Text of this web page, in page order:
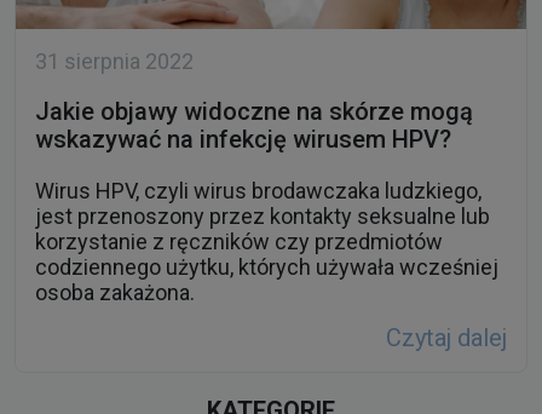
31 sierpnia 2022
Jakie objawy widoczne na skórze mogą
wskazywać na infekcję wirusem HPV?
Wirus HPV, czyli wirus brodawczaka ludzkiego,
jest przenoszony przez kontakty seksualne lub
korzystanie z ręczników czy przedmiotów
codziennego użytku, których używała wcześniej
osoba zakażona.
Czytaj dalej